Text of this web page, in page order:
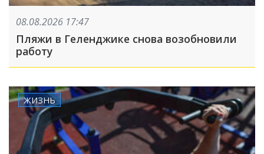
08.08.2026 17:47
Пляжи в Геленджике снова возобновили
работу
ЖИЗНЬ